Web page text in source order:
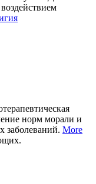
норм морали и
заболеваний. More